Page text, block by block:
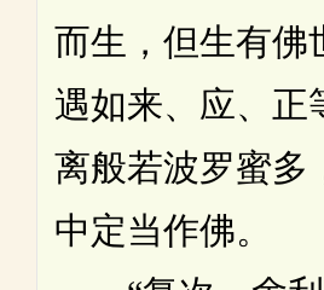
而生，但生有佛
遇如来、应、正
离般若波罗蜜多
中定当作佛。